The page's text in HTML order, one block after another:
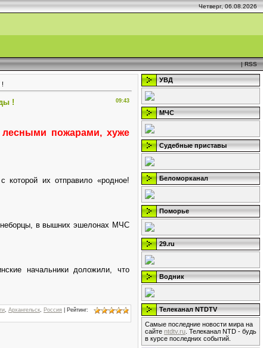
Четверг, 06.08.2026
|RSS
!
09:43
!
пожарами, хуже
которой их отправило «родное!
в вышних эшелонах МЧС
начальники доложили, что
Архангельск Россия Рейтинг:
УВД
МЧС
Судебные приставы
Беломорканал
Поморье
29.ru
Водник
Телеканал NTDTV
Самые последние новости мира на
сайте ntdtv.ru . Телеканал NTD - будь
в курсе последних событий.